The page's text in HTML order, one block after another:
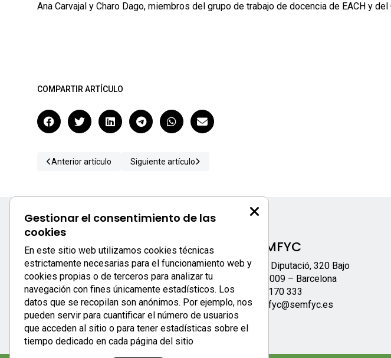
Ana Carvajal y Charo Dago, miembros del grupo de trabajo de docencia de EACH y del
COMPARTIR ARTÍCULO
Anterior artículo Siguiente artículo
Gestionar el consentimiento de las
cookies
En este sitio web utilizamos cookies técnicas
estrictamente necesarias para el funcionamiento web y
cookies propias o de terceros para analizar tu
navegación con fines únicamente estadísticos. Los
datos que se recopilan son anónimos. Por ejemplo, nos
pueden servir para cuantificar el número de usuarios
que acceden al sitio o para tener estadísticas sobre el
tiempo dedicado en cada página del sitio
SEMFYC
c/ Diputació, 320 Bajo
08009 – Barcelona
933 170 333
semfyc@semfyc.es